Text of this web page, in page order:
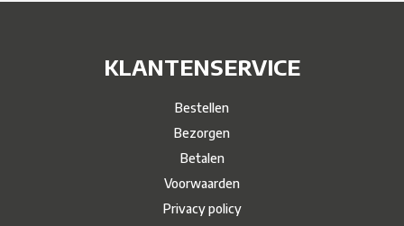
KLANTENSERVICE
Bestellen
Bezorgen
Betalen
Voorwaarden
Privacy policy